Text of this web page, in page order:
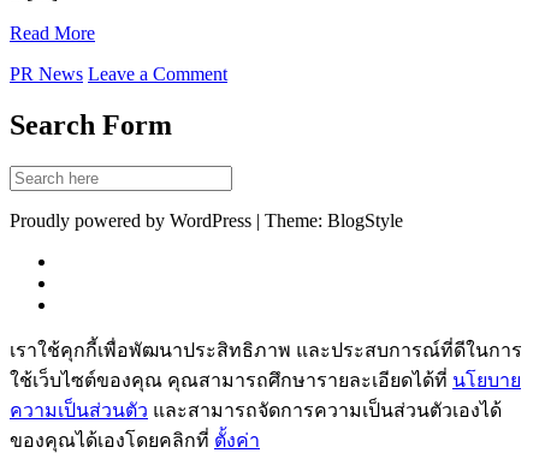
Read More
PR News Leave a Comment
Search Form
Proudly powered by WordPress | Theme: BlogStyle
เราใช้คุกกี้เพื่อพัฒนาประสิทธิภาพ และประสบการณ์ที่ดีในการ
ใช้เว็บไซต์ของคุณ คุณสามารถศึกษารายละเอียดได้ที่ นโยบาย
ความเป็นส่วนตัว และสามารถจัดการความเป็นส่วนตัวเองได้
ของคุณได้เองโดยคลิกที่ ตั้งค่า